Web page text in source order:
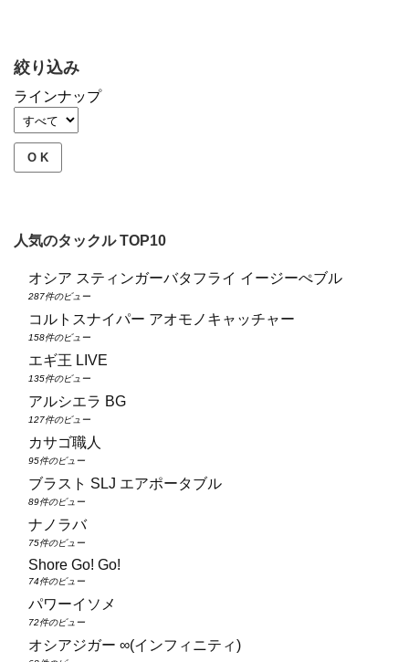
絞り込み
ラインナップ
O K
人気のタックル TOP10
オシア スティンガーバタフライ イージーぺブル
287件のビュー
コルトスナイパー アオモノキャッチャー
158件のビュー
エギ王 LIVE
135件のビュー
アルシエラ BG
127件のビュー
カサゴ職人
95件のビュー
ブラスト SLJ エアポータブル
89件のビュー
ナノラバ
75件のビュー
Shore Go! Go!
74件のビュー
パワーイソメ
72件のビュー
オシアジガー ∞(インフィニティ)